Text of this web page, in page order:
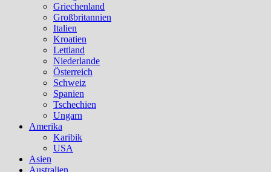
Griechenland
Großbritannien
Italien
Kroatien
Lettland
Niederlande
Österreich
Schweiz
Spanien
Tschechien
Ungarn
Amerika
Karibik
USA
Asien
Australien